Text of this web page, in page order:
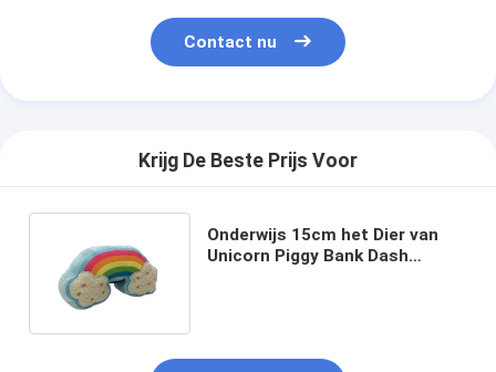
Contact nu
Krijg De Beste Prijs Voor
Onderwijs 15cm het Dier van
Unicorn Piggy Bank Dash